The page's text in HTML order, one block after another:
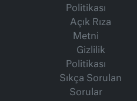
Politikası
Açık Rıza
Metni
Gizlilik
Politikası
Sıkça Sorulan
Sorular